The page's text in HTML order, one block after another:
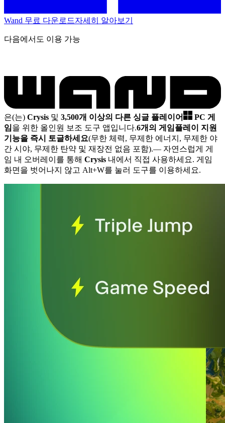
Wand 무료 다운로드자세히 알아보기
다음에서도 이용 가능
은(는) Crysis 및 3,500개 이상의 다른 싱글 플레이어
PC 게
임을 위한 올인원 보조 도구 앱입니다.6개의 게임플레이 지원
기능을 즉시 토글하세요(무한 체력, 무제한 에너지, 무제한 야
간 시야, 무제한 탄약 및 재장전 없음 포함).— 자연스럽게 게
임 내 오버레이를 통해 Crysis 내에서 직접 사용하세요. 게임
화면을 벗어나지 않고 Alt+W를 눌러 도구를 이용하세요.